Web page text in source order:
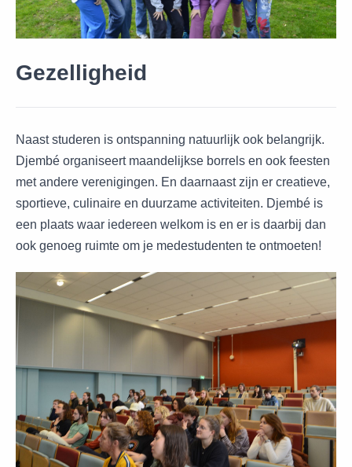
Gezelligheid
Naast studeren is ontspanning natuurlijk ook belangrijk.
Djembé organiseert maandelijkse borrels en ook feesten
met andere verenigingen. En daarnaast zijn er creatieve,
sportieve, culinaire en duurzame activiteiten. Djembé is
een plaats waar iedereen welkom is en er is daarbij dan
ook genoeg ruimte om je medestudenten te ontmoeten!